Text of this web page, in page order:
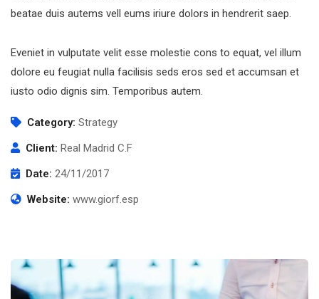
beatae duis autems vell eums iriure dolors in hendrerit saep.
Eveniet in vulputate velit esse molestie cons to equat, vel illum
dolore eu feugiat nulla facilisis seds eros sed et accumsan et
iusto odio dignis sim. Temporibus autem.
Category: Strategy
Client: Real Madrid C.F
Date: 24/11/2017
Website: www.giorf.esp
Abonnez-vous à notre